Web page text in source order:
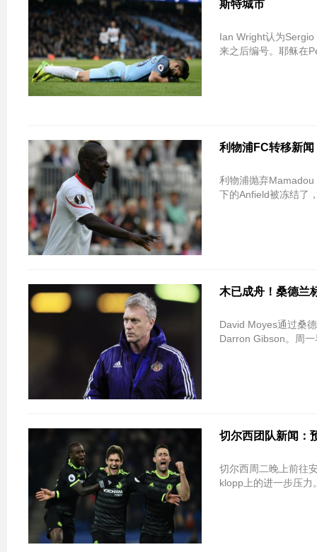
斯特城市
Ian Wright认为
来之后编号。耶稣在
利物浦FC转移新
利物浦抛弃
下的Anfield被冻结了
木已成舟！桑德
David Moyes通过桑
Darron Gibson。周
切尔西团队新闻
切尔西周二晚上前往
klopp上的进一步压力